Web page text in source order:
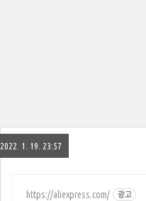
2022. 1. 19. 23:57
https://aliexpress.com/ 광고